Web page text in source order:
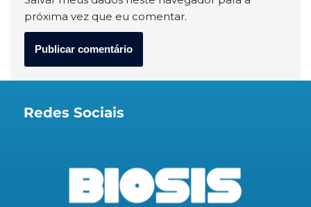
próxima vez que eu comentar.
Redes Sociais